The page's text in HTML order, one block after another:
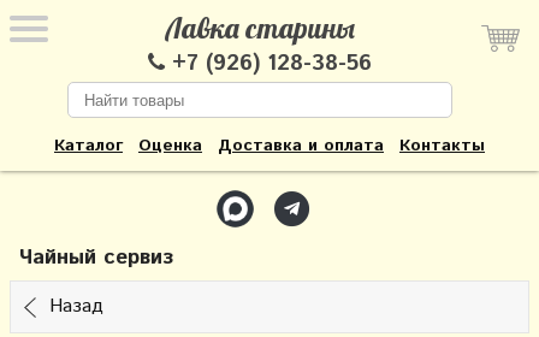
Лавка старины
+7 (926) 128-38-56
Каталог Оценка Доставка и оплата Контакты
Чайный сервиз
Назад